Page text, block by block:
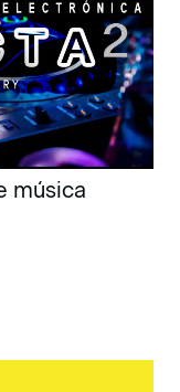
música